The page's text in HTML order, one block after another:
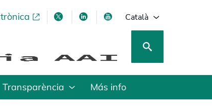
opens in a new tabopens in a new tab
opens in a new tab
opens in a new tab
Català
Transparència Más info